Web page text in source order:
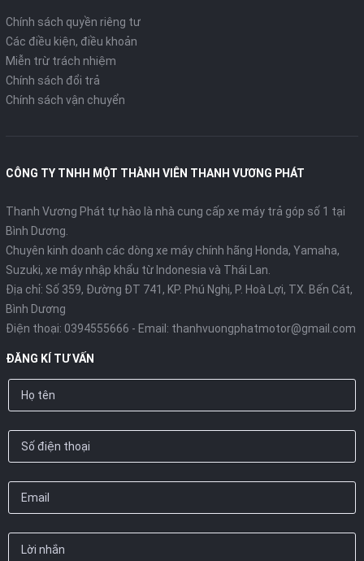
Chính sách quyền riêng tư
Các điều kiện, điều khoản
Miễn trừ trách nhiệm
Chính sách đổi trả
Chính sách vận chuyển
CÔNG TY TNHH MỘT THÀNH VIÊN THANH VƯƠNG PHÁT
Thanh Vương Phát tự hào là nhà cung cấp xe máy trả góp số 1 tại
Bình Dương.
Chuyên kinh doanh các dòng xe máy chính hãng Honda, Yamaha,
Suzuki, xe máy nhập khẩu từ Indonesia và Thái Lan.
Địa chỉ: Số 359, Đường ĐT 741, KP. Phú Nghị, P. Hoà Lợi, TX. Bến Cát,
Bình Dương
Điện thoại: 0394555666 - Email: thanhvuongphatmotor@gmail.com
ĐĂNG KÍ TƯ VẤN